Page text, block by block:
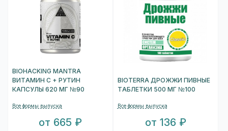
BIOHACKING MANTRA
ВИТАМИН С + РУТИН
КАПСУЛЫ 620 МГ №90
Все формы выпуска
от 665 ₽
BIOTERRA ДРОЖЖИ ПИВНЫЕ
ТАБЛЕТКИ 500 МГ №100
Все формы выпуска
от 136 ₽